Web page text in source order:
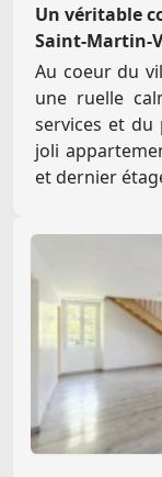
Un véritable
Saint-Martin-
Au coeur du
une ruelle
services et du
joli
et dernier